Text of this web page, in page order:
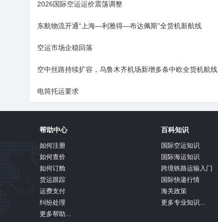
2026国际空运运价震荡调整
东航物流开通“上海—利雅得—布达佩斯”全货机新航线
空运市场企稳回落
空中丝路持续扩容，乌鲁木齐机场新增多条中欧全货机航线
电筒托运要求
帮助中心
如何注册
如何查价
如何订舱
货运跟踪
运费支付
纠纷处理
更多帮助...
百科知识
国际空运知识
国际海运知识
跨境铁路运输入门
国际快递行情
海关政策
更多专业知识...